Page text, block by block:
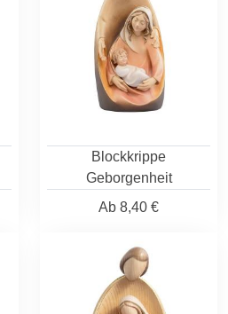
Blockkrippe
Geborgenheit
Ab 8,40 €